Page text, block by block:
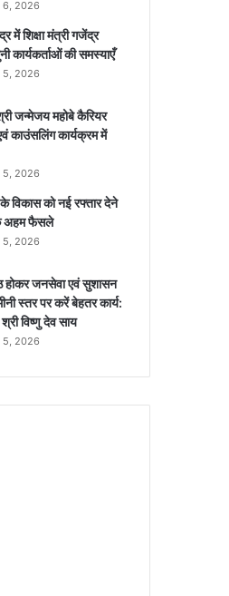
6, 2026
में शिक्षा मंत्री गजेंद्र
कार्यकर्ताओं की समस्याएँ
5, 2026
जन्मेजय महोबे कैरियर
एवं काउंसलिंग कार्यक्रम में
5, 2026
विकास को नई रफ्तार देने
अहम फैसले
5, 2026
होकर जनसेवा एवं सुशासन
स्तर पर करें बेहतर कार्य:
विष्णु देव साय
5, 2026